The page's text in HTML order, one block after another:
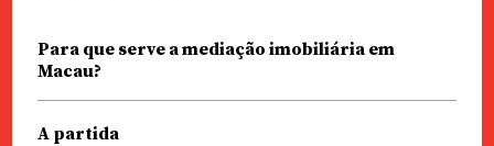
Para que serve a mediação imobiliária em
Macau?
A partida